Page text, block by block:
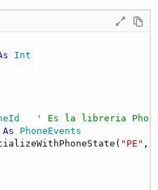
Int
' Es la libreria
As PhoneEvents
"PE"